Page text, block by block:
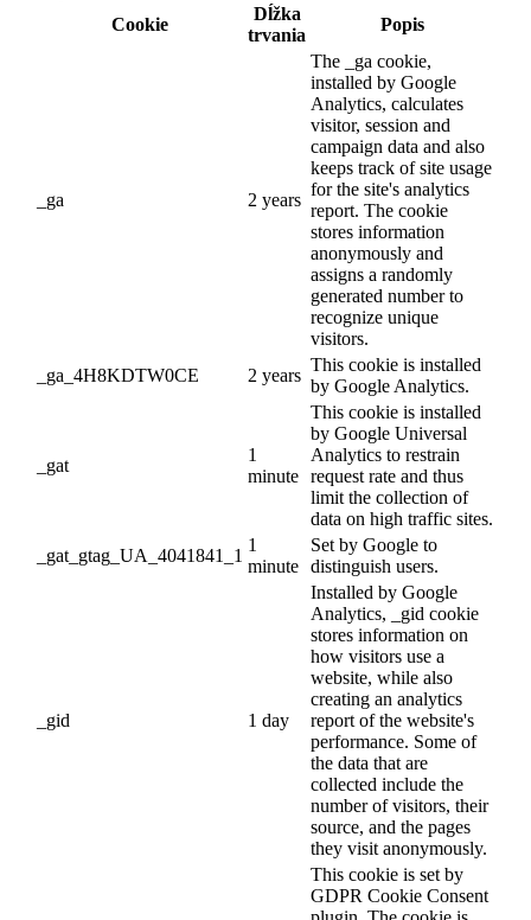
Cookie
Dĺžka
trvania
Popis
_ga 2 years
The _ga cookie,
installed by Google
Analytics, calculates
visitor, session and
campaign data and also
keeps track of site usage
for the site's analytics
report. The cookie
stores information
anonymously and
assigns a randomly
generated number to
recognize unique
visitors.
_ga_4H8KDTW0CE
2 years
This cookie is installed
by Google Analytics.
_gat
1
minute
This cookie is installed
by Google Universal
Analytics to restrain
request rate and thus
limit the collection of
data on high traffic sites.
_gat_gtag_UA_4041841_1
1
minute
Set by Google to
distinguish users.
_gid 1 day
Installed by Google
Analytics, _gid cookie
stores information on
how visitors use a
website, while also
creating an analytics
report of the website's
performance. Some of
the data that are
collected include the
number of visitors, their
source, and the pages
they visit anonymously.
This cookie is set by
GDPR Cookie Consent